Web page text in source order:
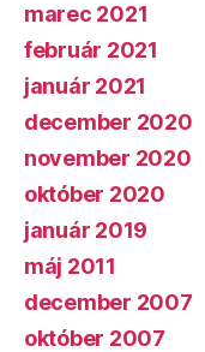
marec 2021
február 2021
január 2021
december 2020
november 2020
október 2020
január 2019
máj 2011
december 2007
október 2007